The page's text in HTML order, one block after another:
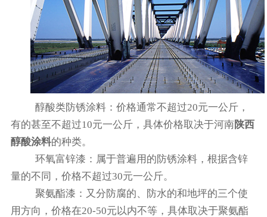
醇酸类防锈涂料：价格通常不超过20元一公斤，
有的甚至不超过10元一公斤，具体价格取决于河南陕西
醇酸涂料的种类。
环氧富锌漆：属于普遍用的防锈涂料，根据含锌
量的不同，价格不超过30元一公斤。
聚氨酯漆：又分防腐的、防水的和地坪的三个使
用方向，价格在20-50元以内不等，具体取决于聚氨酯